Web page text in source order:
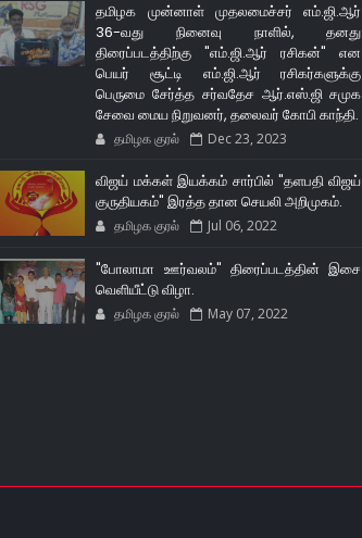
தமிழக முன்னாள் முதலமைச்சர் எம்.ஜி.ஆர்
36-வது நினைவு நாளில், தனது
திரைப்படத்திற்கு "எம்.ஜி.ஆர் ரசிகன்" என
பெயர் சூட்டி எம்.ஜி.ஆர் ரசிகர்களுக்கு
பெருமை சேர்த்த சர்வதேச ஆர்.எஸ்.ஜி சமுக
சேவை மைய நிறுவனர், தலைவர் கோபி காந்தி.
தமிழக குரல் Dec 23, 2023
விஜய் மக்கள் இயக்கம் சார்பில் "தளபதி விஜய்
குருதியகம்" இரத்த தான செயலி அறிமுகம்.
தமிழக குரல் Jul 06, 2022
"போலாமா ஊர்வலம்" திரைப்படத்தின் இசை
வெளியீட்டு விழா.
தமிழக குரல் May 07, 2022